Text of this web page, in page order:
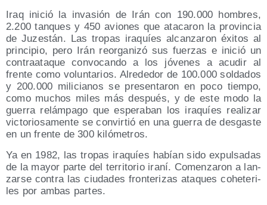
Iraq ini­ció la inva­sión de Irán con 190.000 hom­bres,
2.200 tan­ques y 450 avio­nes que ata­ca­ron la pro­vin­cia
de Juzes­tán. Las tro­pas ira­quíes alcan­za­ron éxi­tos al
prin­ci­pio, pero Irán reor­ga­ni­zó sus fuer­zas e ini­ció un
con­tra­ata­que con­vo­can­do a los jóve­nes a acu­dir al
fren­te como volun­ta­rios. Alre­de­dor de 100.000 sol­da­dos
y 200.000 mili­cia­nos se pre­sen­ta­ron en poco tiem­po,
como muchos miles más des­pués, y de este modo la
gue­rra relám­pa­go que espe­ra­ban los ira­quíes rea­li­zar
vic­to­rio­sa­men­te se con­vir­tió en una gue­rra de des­gas­te
en un fren­te de 300 kilómetros.
Ya en 1982, las tro­pas ira­quíes habían sido expul­sa­das
de la mayor par­te del terri­to­rio ira­ní. Comen­za­ron a lan­
zar­se con­tra las ciu­da­des fron­te­ri­zas ata­ques cohe­te­ri­
les por ambas partes.